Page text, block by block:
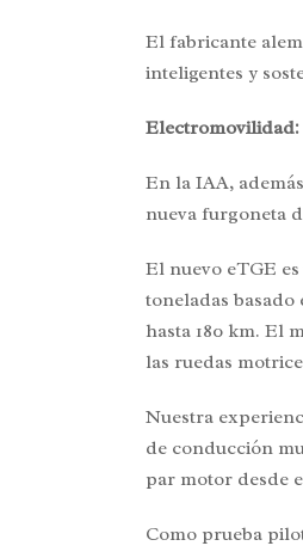
El fabricante
inteligentes y
En la IAA,
nueva furgoneta
El nuevo eTGE
toneladas
hasta 180 km. El
las ruedas
Nuestra
de conducción
par motor desde
Como prueba